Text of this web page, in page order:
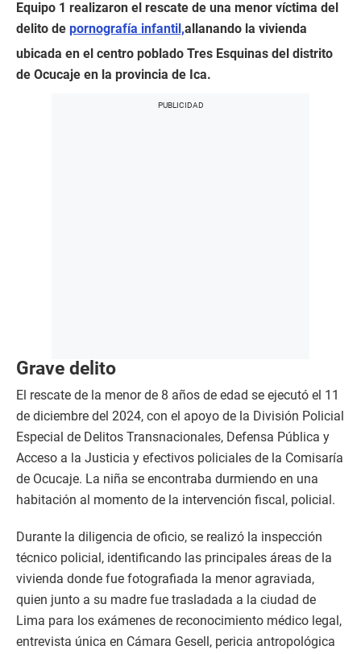
Equipo 1 realizaron el rescate de una menor víctima del
delito de pornografía infantil,allanando la vivienda
ubicada en el centro poblado Tres Esquinas del distrito
de Ocucaje en la provincia de Ica.
Grave delito
El rescate de la menor de 8 años de edad se ejecutó el 11
de diciembre del 2024, con el apoyo de la División Policial
Especial de Delitos Transnacionales, Defensa Pública y
Acceso a la Justicia y efectivos policiales de la Comisaría
de Ocucaje. La niña se encontraba durmiendo en una
habitación al momento de la intervención fiscal, policial.
Durante la diligencia de oficio, se realizó la inspección
técnico policial, identificando las principales áreas de la
vivienda donde fue fotografiada la menor agraviada,
quien junto a su madre fue trasladada a la ciudad de
Lima para los exámenes de reconocimiento médico legal,
entrevista única en Cámara Gesell, pericia antropológica